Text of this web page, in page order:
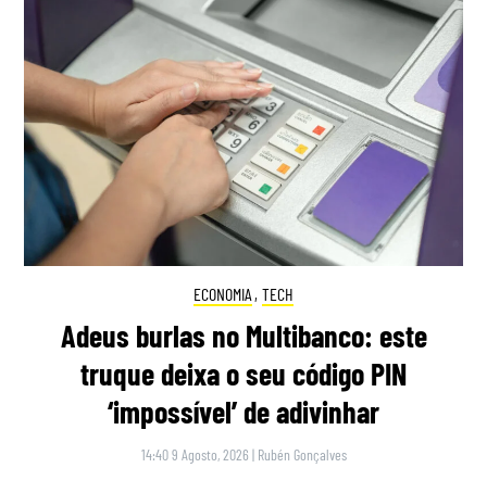
ECONOMIA , TECH
Adeus burlas no Multibanco: este
truque deixa o seu código PIN
‘impossível’ de adivinhar
14:40 9 Agosto, 2026 | Rubén Gonçalves